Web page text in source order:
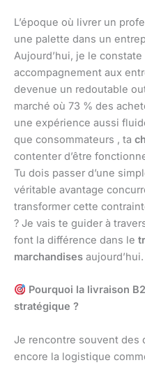
L’époque où livrer un
une palette dans un
Aujourd’hui, je le
accompagnement aux
devenue un redoutable
marché où 73 % des
une expérience aussi
que consommateurs , ta
contenter d’être
Tu dois passer d’une
véritable avantage
transformer cette
? Je vais te guider à
font la différence dans le
marchandises aujourd’hui.
Pourquoi la livraison
stratégique ?
Je rencontre souvent des
encore la logistique